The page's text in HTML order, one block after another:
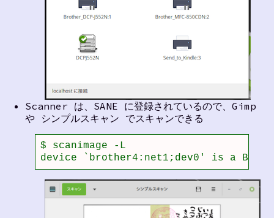
Scanner は、SANE に登録されているので、Gimp
や シンプルスキャン でスキャンできる
$ scanimage -L
device `brother4:net1;dev0' is a Brother